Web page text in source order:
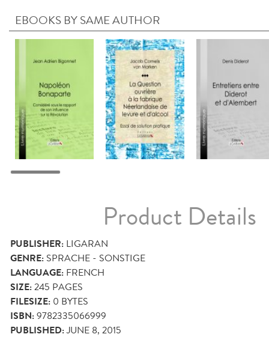
EBOOKS BY SAME AUTHOR
Product Details
PUBLISHER: LIGARAN
GENRE: SPRACHE - SONSTIGE
LANGUAGE: FRENCH
SIZE:245 PAGES
FILESIZE: 0 BYTES
ISBN:9782335066999
PUBLISHED:JUNE 8, 2015